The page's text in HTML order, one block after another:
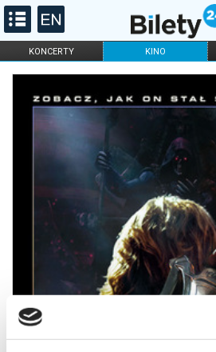
KONCERTY KINO
FILHARMONIA OPERA I BALET
DLA DZIECI
ONLINE